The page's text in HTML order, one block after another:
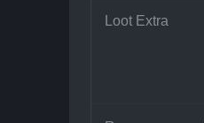
Loot Extra